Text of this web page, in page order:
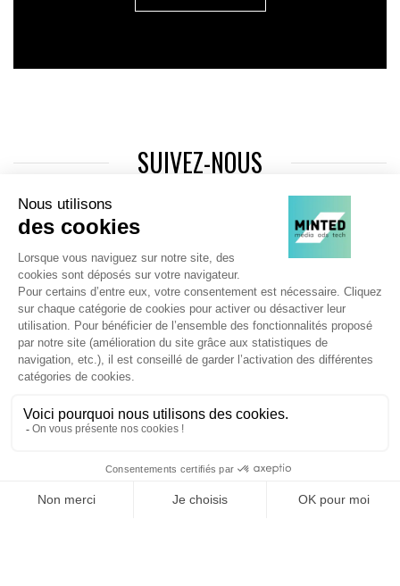
SUIVEZ-NOUS
Agence web:Novius